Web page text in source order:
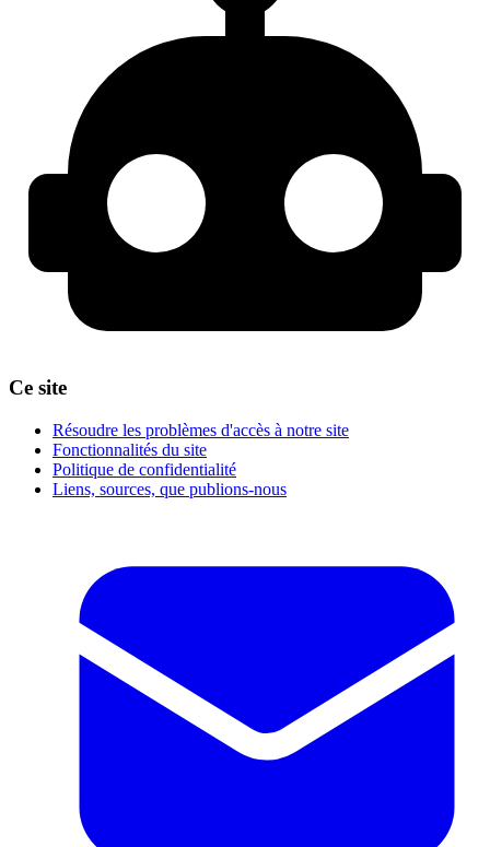
Ce site
Résoudre les problèmes d'accès à notre site
Fonctionnalités du site
Politique de confidentialité
Liens, sources, que publions-nous